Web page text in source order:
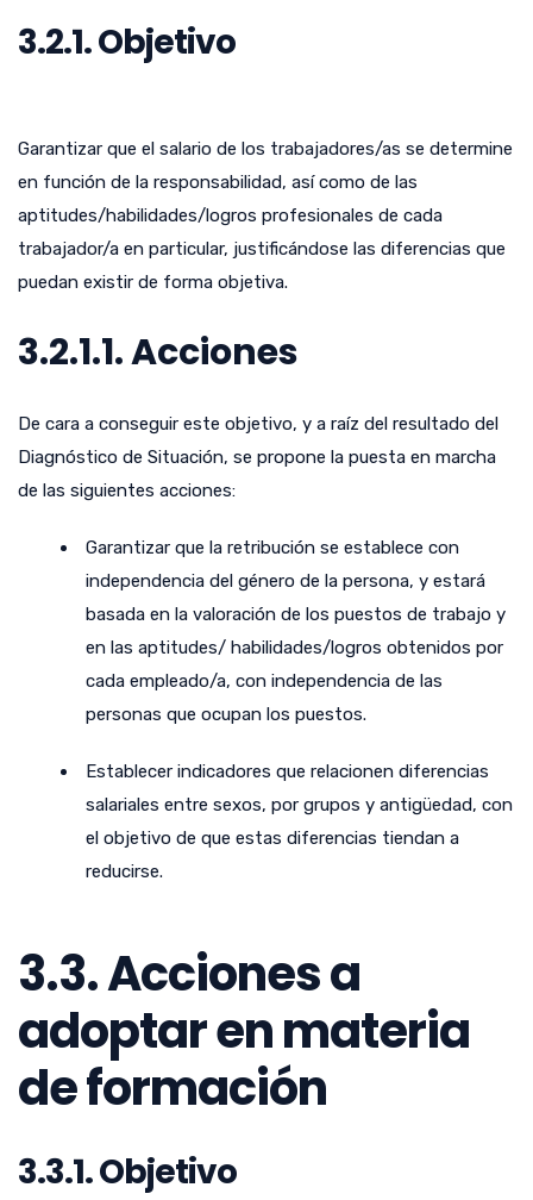
3.2.1. Objetivo
Garantizar que el salario de los trabajadores/as se determine
en función de la responsabilidad, así como de las
aptitudes/habilidades/logros profesionales de cada
trabajador/a en particular, justificándose las diferencias que
puedan existir de forma objetiva.
3.2.1.1. Acciones
De cara a conseguir este objetivo, y a raíz del resultado del
Diagnóstico de Situación, se propone la puesta en marcha
de las siguientes acciones:
Garantizar que la retribución se establece con
independencia del género de la persona, y estará
basada en la valoración de los puestos de trabajo y
en las aptitudes/ habilidades/logros obtenidos por
cada empleado/a, con independencia de las
personas que ocupan los puestos.
Establecer indicadores que relacionen diferencias
salariales entre sexos, por grupos y antigüedad, con
el objetivo de que estas diferencias tiendan a
reducirse.
3.3. Acciones a
adoptar en materia
de formación
3.3.1. Objetivo